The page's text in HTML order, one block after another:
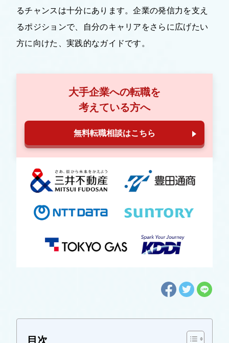
るチャンスは十分にあります。企業の発信力を支え
るポジションで、自分のキャリアをさらに広げたい
方に向けた、実践的なガイドです。
大手企業への転職を
考えている方へ
無料転職相談はこちら
目次